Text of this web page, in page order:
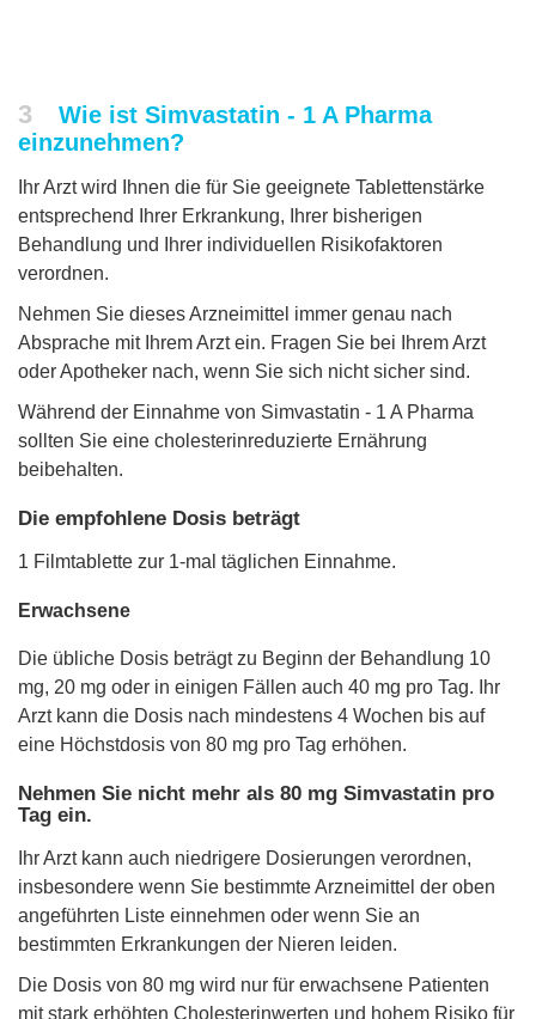
3
Wie ist Simvastatin - 1 A Pharma
einzunehmen?
Ihr Arzt wird Ihnen die für Sie geeignete Tablettenstärke
entsprechend Ihrer Erkrankung, Ihrer bisherigen
Behandlung und Ihrer individuellen Risikofaktoren
verordnen.
Nehmen Sie dieses Arzneimittel immer genau nach
Absprache mit Ihrem Arzt ein. Fragen Sie bei Ihrem Arzt
oder Apotheker nach, wenn Sie sich nicht sicher sind.
Während der Einnahme von Simvastatin - 1 A Pharma
sollten Sie eine cholesterinreduzierte Ernährung
beibehalten.
Die empfohlene Dosis beträgt
1 Filmtablette zur 1-mal täglichen Einnahme.
Erwachsene
Die übliche Dosis beträgt zu Beginn der Behandlung 10
mg, 20 mg oder in einigen Fällen auch 40 mg pro Tag. Ihr
Arzt kann die Dosis nach mindestens 4 Wochen bis auf
eine Höchstdosis von 80 mg pro Tag erhöhen.
Nehmen Sie nicht mehr als 80 mg Simvastatin pro
Tag ein.
Ihr Arzt kann auch niedrigere Dosierungen verordnen,
insbesondere wenn Sie bestimmte Arzneimittel der oben
angeführten Liste einnehmen oder wenn Sie an
bestimmten Erkrankungen der Nieren leiden.
Die Dosis von 80 mg wird nur für erwachsene Patienten
mit stark erhöhten Cholesterinwerten und hohem Risiko für